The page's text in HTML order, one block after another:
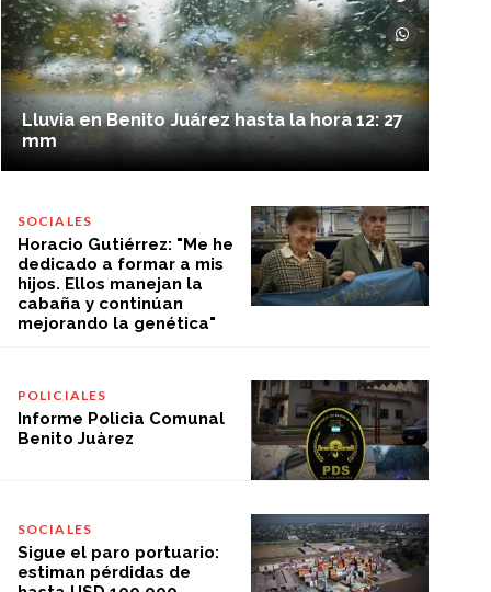
Lluvia en Benito Juárez hasta la hora 12: 27
mm
SOCIALES
Horacio Gutiérrez: "Me he
dedicado a formar a mis
hijos. Ellos manejan la
cabaña y continúan
mejorando la genética"
POLICIALES
Informe Policìa Comunal
Benito Juàrez
SOCIALES
Sigue el paro portuario:
estiman pérdidas de